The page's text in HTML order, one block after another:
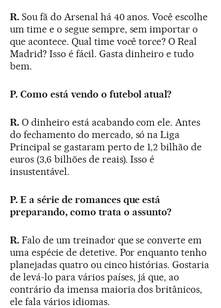
R.Sou fã do Arsenal há 40 anos. Você escolhe
um time e o segue sempre, sem importar o
que acontece. Qual time você torce? O Real
Madrid? Isso é fácil. Gasta dinheiro e tudo
bem.
P. Como está vendo o futebol atual?
R.O dinheiro está acabando com ele. Antes
do fechamento do mercado, só na Liga
Principal se gastaram perto de 1,2 bilhão de
euros (3,6 bilhões de reais). Isso é
insustentável.
P. E a série de romances que está
preparando, como trata o assunto?
R.Falo de um treinador que se converte em
uma espécie de detetive. Por enquanto tenho
planejadas quatro ou cinco histórias. Gostaria
de levá-lo para vários países, já que, ao
contrário da imensa maioria dos britânicos,
ele fala vários idiomas.